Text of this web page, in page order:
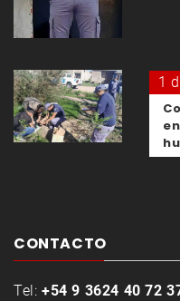
1
CONTACTO
Tel: +54 9 3624 40 72